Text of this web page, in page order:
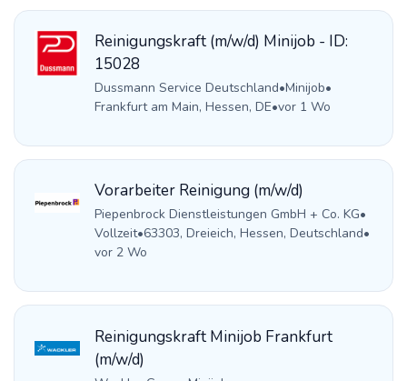
Reinigungskraft (m/w/d) Minijob - ID:
15028
Dussmann Service Deutschland•Minijob•
Frankfurt am Main, Hessen, DE•vor 1 Wo
Vorarbeiter Reinigung (m/w/d)
Piepenbrock Dienstleistungen GmbH + Co. KG•
Vollzeit•63303, Dreieich, Hessen, Deutschland•
vor 2 Wo
Reinigungskraft Minijob Frankfurt
(m/w/d)